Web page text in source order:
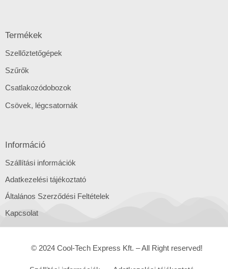
Termékek
Szellőztetőgépek
Szűrők
Csatlakozódobozok
Csövek, légcsatornák
Információ
Szállítási információk
Adatkezelési tájékoztató
Általános Szerződési Feltételek
Kapcsolat
© 2024 Cool-Tech Express Kft. – All Right reserved!